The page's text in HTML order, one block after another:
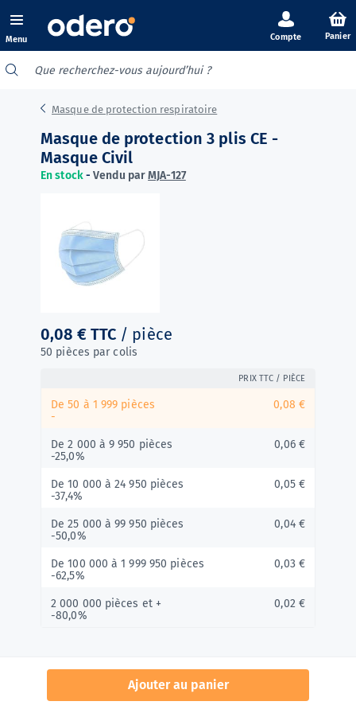
Menu Panier
Masque de protection respiratoire
Masque de protection 3 plis CE -
Masque Civil
En stock-Vendu parMJA-127
0,08 € TTC / pièce
50 pièces par colis
PRIX TTC / PIÈCE
De 50 à 1 999 pièces
0,08 €
-
De 2 000 à 9 950 pièces
0,06 €
-25,0%
De 10 000 à 24 950 pièces
0,05 €
-37,4%
De 25 000 à 99 950 pièces
0,04 €
-50,0%
De 100 000 à 1 999 950 pièces
0,03 €
-62,5%
2 000 000 pièces et +
0,02 €
-80,0%
Paiement sécurisé par carte bancaire ou
Livraison sous1 à 2 jours depuisFrance
Ajouter au panier